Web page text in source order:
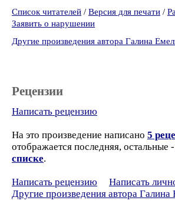
Список читателей / Версия для печати /
Заявить о нарушении
Другие произведения автора Галина
Рецензии
Написать рецензию
На это произведение написано 5
отображается последняя, остальные -
списке.
Написать рецензию
Написать
Другие произведения автора Галина